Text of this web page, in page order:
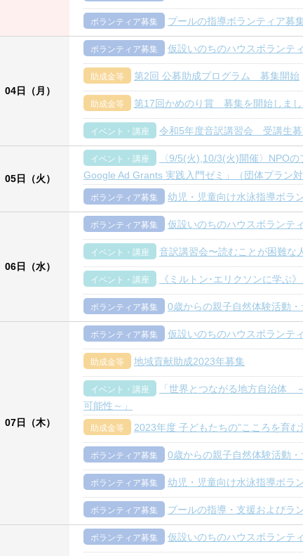
ボランティア募集 プールの指導ボランティア募
04日（月）
ボランティア募集 仮設いのちのハウスボランテ
助成金等 第2回 公募助成プログラム 募集開始
助成金等 第17回かめのり賞 募集を開始しまし
イベント・講座 令和5年度音訳講習会 受講生募
05日（火）
イベント・講座
〈9/5(火),10/3(火)開催〉NPO
Google Ad Grants 実践入門ゼミ」（団体プラン対
ボランティア募集 幼児・児童向け水泳指導ボラ
06日（水）
ボランティア募集 仮設いのちのハウスボランテ
イベント・講座 音訳講習会〜読むことが困難な
イベント・講座 《ミルトン･エリクソンに学ぶ
ボランティア募集 0歳からの親子自然体験活動
07日（木）
ボランティア募集 仮設いのちのハウスボランテ
助成金等 地域貢献助成2023年募集
イベント・講座
「世界とつながる地方自治体
可能性～」
助成金等 2023年度 子どもたちの”こころを育む
ボランティア募集 0歳からの親子自然体験活動
ボランティア募集 幼児・児童向け水泳指導ボラ
ボランティア募集 プールの指導・支援およびラ
ボランティア募集 仮設いのちのハウスボランテ